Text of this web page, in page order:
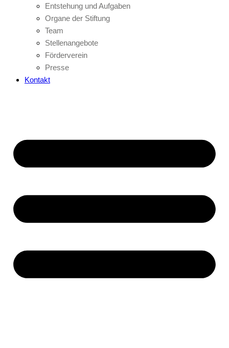
Entstehung und Aufgaben
Organe der Stiftung
Team
Stellenangebote
Förderverein
Presse
Kontakt